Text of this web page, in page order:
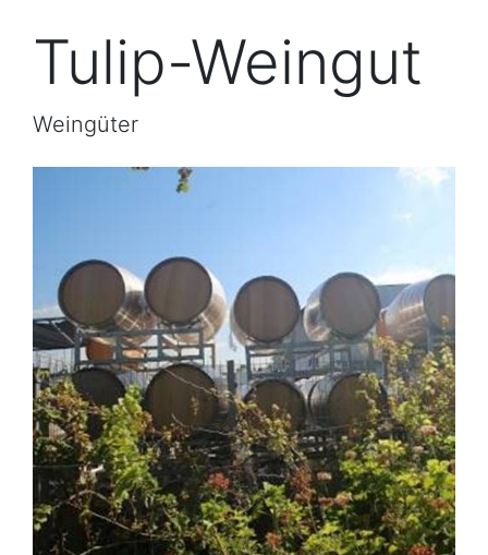
Tulip-Weingut
Weingüter